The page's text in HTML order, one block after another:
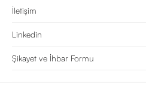
İletişim
Linkedin
Şikayet ve İhbar Formu